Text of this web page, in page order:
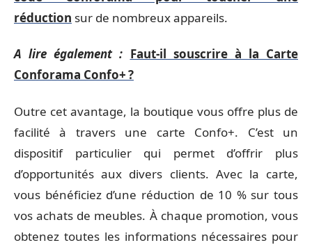
réduction sur de nombreux appareils.
A lire également : Faut-il souscrire à la Carte
Conforama Confo+ ?
Outre cet avantage, la boutique vous offre plus de
facilité à travers une carte Confo+. C’est un
dispositif particulier qui permet d’offrir plus
d’opportunités aux divers clients. Avec la carte,
vous bénéficiez d’une réduction de 10 % sur tous
vos achats de meubles. À chaque promotion, vous
obtenez toutes les informations nécessaires pour